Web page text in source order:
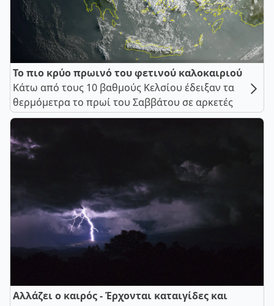
Το πιο κρύο πρωινό του φετινού καλοκαιριού
Κάτω από τους 10 βαθμούς Κελσίου έδειξαν τα
θερμόμετρα το πρωί του Σαββάτου σε αρκετές
Αλλάζει ο καιρός - Έρχονται καταιγίδες και